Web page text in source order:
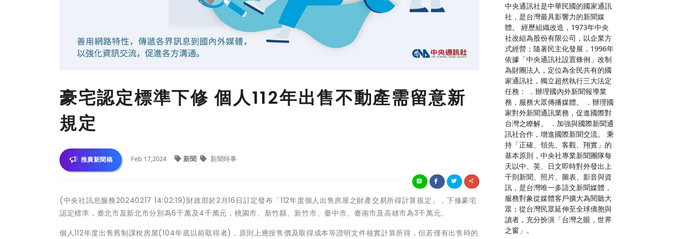
豪宅認定標準下修 個人112年出售不動產需留意新
規定
推廣新聞稿 Feb 17,2024 新聞 新聞時事
(中央社訊息服務20240217 14:02:19)財政部於2月16日訂定發布「112年度個人出售房屋之財產交易所得計算規定」，下修豪宅
認定標準，臺北市及新北市分別為6千萬及4千萬元，桃園市、新竹縣、新竹市、臺中市、臺南市及高雄市為3千萬元。
個人112年度出售舊制課稅房屋(104年底以前取得者)，原則上應按售價及取得成本等證明文件核實計算所得，但若僅有出售時的
中央通訊社是中華民國的國家通訊
社，是台灣最具影響力的新聞媒
體。 經歷組織改造，1973年中央
社改組為股份有限公司，以企業方
式經營；隨著民主化發展，1996年
依據「中央通訊社設置條例」改制
為財團法人，定位為全民共有的國
家通訊社，獨立超然執行三大法定
任務： ．辦理國內外新聞報導業
務，服務大眾傳播媒體。 ．辦理國
家對外新聞通訊業務，促進國際對
台灣之瞭解。 ．加強與國際新聞通
訊社合作，增進國際新聞交流。 秉
持「正確、領先、客觀、翔實」的
基本原則，中央社專業新聞團隊每
天以中、英、日文即時對外發出上
千則新聞、照片、圖表、影音與資
訊，是台灣唯一多語文新聞媒體，
服務對象從媒體客戶擴大為閱聽大
眾；從台灣民眾延伸至全球僑胞與
讀者，充分扮演「台灣之眼，世界
之窗」。